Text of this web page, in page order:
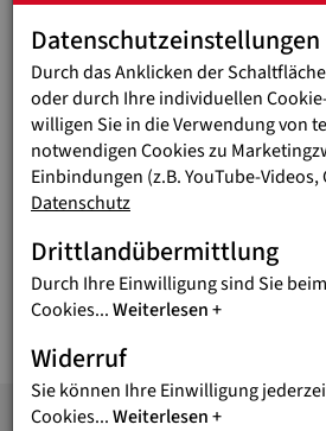
Externe Medien sind
Bitte hier
Weitere Informationen zur weltweiten
Datenschutzeinstellungen
Durch das Anklicken der
oder durch Ihre individuellen
willigen Sie in die Verwendung von
notwendigen Cookies zu
Einbindungen (z.B. YouTube-Videos,
Datenschutz
Drittlandübermittlung
Durch Ihre Einwilligung sind Sie
Cookies...Weiterlesen
Widerruf
Sie können Ihre Einwilligung
Cookies...Weiterlesen